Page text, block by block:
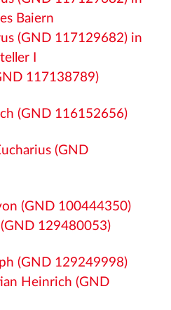
Baiern
(GND 117129682) in
I
117138789)
(GND 116152656)
(GND
(GND 100444350)
(GND 129480053)
(GND 129249998)
Heinrich (GND